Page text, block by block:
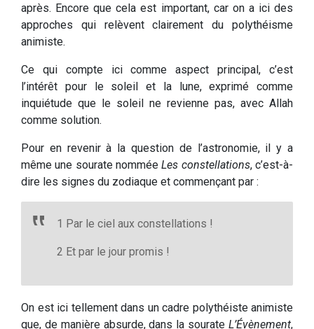
après. Encore que cela est important, car on a ici des
approches qui relèvent clairement du polythéisme
animiste.
Ce qui compte ici comme aspect principal, c’est
l’intérêt pour le soleil et la lune, exprimé comme
inquiétude que le soleil ne revienne pas, avec Allah
comme solution.
Pour en revenir à la question de l’astronomie, il y a
même une sourate nomméeLes constellations, c’est-à-
dire les signes du zodiaque et commençant par :
1 Par le ciel aux constellations !
2 Et par le jour promis !
On est ici tellement dans un cadre polythéiste animiste
que, de manière absurde, dans la sourate L’Évènement,